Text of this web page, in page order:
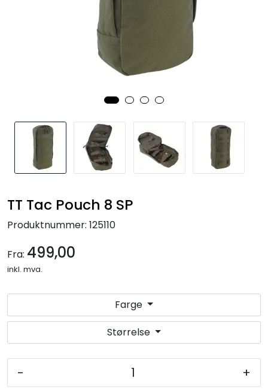
TT Tac Pouch 8 SP
Produktnummer: 125110
Fra: 499,00
inkl. mva.
Farge
Størrelse
- +